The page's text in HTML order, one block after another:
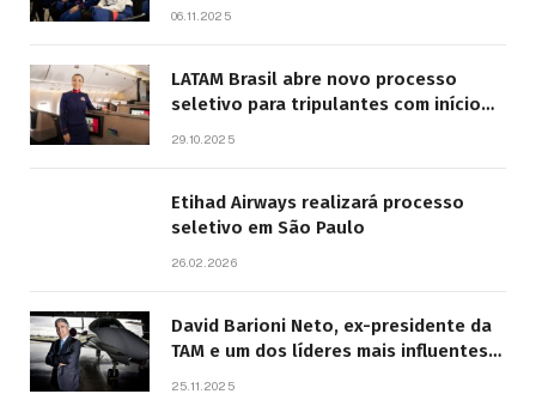
06.11.2025
LATAM Brasil abre novo processo
seletivo para tripulantes com início
29.10.2025
Etihad Airways realizará processo
seletivo em São Paulo
26.02.2026
David Barioni Neto, ex-presidente da
TAM e um dos líderes mais influentes
25.11.2025